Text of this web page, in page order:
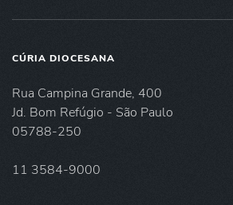
CÚRIA DIOCESANA
Rua Campina Grande, 400
Jd. Bom Refúgio - São Paulo
05788-250
11 3584-9000